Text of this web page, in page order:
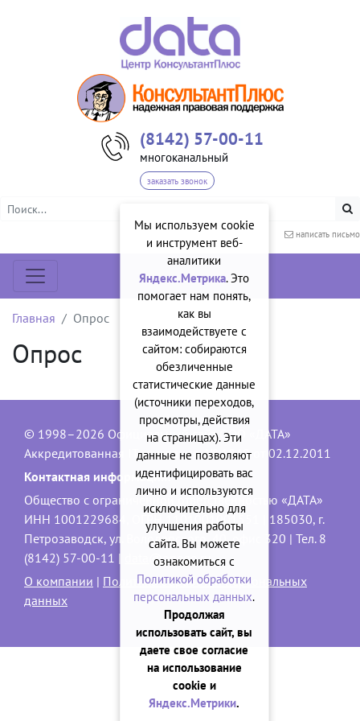
(8142) 57-00-11
многоканальный
заказать звонок
написать письмо
Главная Опрос
Опрос
© 1998–2026 Официальный сайт ООО «ДАТА»
Аккредитованная IT-компания, № 1840 от 02.12.2011
Контактная информация:
Общество с ограниченной ответственностью «ДАТА»
ИНН 1001229684, ОГРН 1101001001551 | 185030, г.
Петрозаводск, ул. Володарского, 40, офис 320 | Тел. 8
(8142) 57-00-11 |
data@onego.ru
О компании | Политика обработки персональных
данных
Мы используем cookie
и инструмент веб-
аналитики
Яндекс.Метрика. Это
помогает нам понять,
как вы
взаимодействуете с
сайтом: собираются
обезличенные
статистические данные
(источники переходов,
просмотры, действия
на страницах). Эти
данные не позволяют
идентифицировать вас
лично и используются
исключительно для
улучшения работы
сайта. Вы можете
ознакомиться с
Политикой обработки
персональных данных.
Продолжая
использовать сайт, вы
даете свое согласие
на использование
cookie и
Яндекс.Метрики.